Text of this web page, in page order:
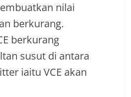
nilai
berkurang.
berkurang
susut di antara
iaitu VCE akan